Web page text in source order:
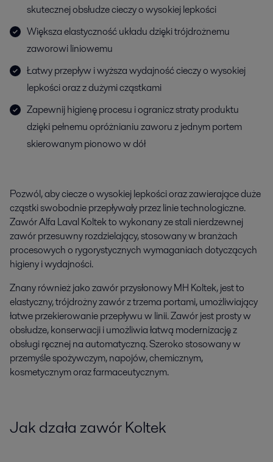
skutecznej obsłudze cieczy o wysokiej lepkości
Większa elastyczność układu dzięki trójdrożnemu
zaworowi liniowemu
Łatwy przepływ i wyższa wydajność cieczy o wysokiej
lepkości oraz z dużymi cząstkami
Zapewnij higienę procesu i ogranicz straty produktu
dzięki pełnemu opróżnianiu zaworu z jednym portem
skierowanym pionowo w dół
Pozwól, aby ciecze o wysokiej lepkości oraz zawierające duże
cząstki swobodnie przepływały przez linie technologiczne.
Zawór Alfa Laval Koltek to wykonany ze stali nierdzewnej
zawór przesuwny rozdzielający, stosowany w branżach
procesowych o rygorystycznych wymaganiach dotyczących
higieny i wydajności.
Znany również jako zawór przysłonowy MH Koltek, jest to
elastyczny, trójdrożny zawór z trzema portami, umożliwiający
łatwe przekierowanie przepływu w linii. Zawór jest prosty w
obsłudze, konserwacji i umożliwia łatwą modernizację z
obsługi ręcznej na automatyczną. Szeroko stosowany w
przemyśle spożywczym, napojów, chemicznym,
kosmetycznym oraz farmaceutycznym.
Jak dzała zawór Koltek